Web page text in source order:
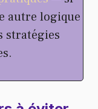
autre logique
stratégies